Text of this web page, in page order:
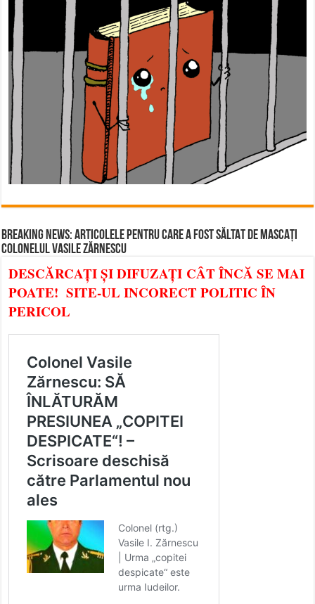
BREAKING NEWS: ARTICOLELE PENTRU CARE A FOST SĂLTAT DE MASCAȚI
COLONELUL VASILE ZĂRNESCU
DESCĂRCAȚI ȘI DIFUZAȚI CÂT ÎNCĂ SE MAI
POATE! SITE-UL INCORECT POLITIC ÎN
PERICOL